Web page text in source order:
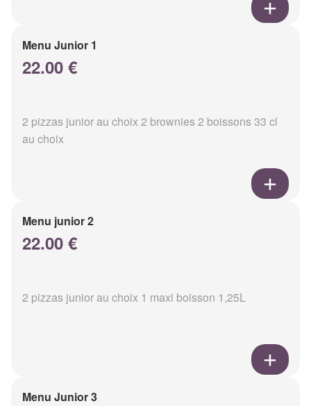
Menu Junior 1
22.00 €
2 pizzas junior au choix 2 brownies 2 boissons 33 cl
au choix
Menu junior 2
22.00 €
2 pizzas junior au choix 1 maxi boisson 1,25L
Menu Junior 3